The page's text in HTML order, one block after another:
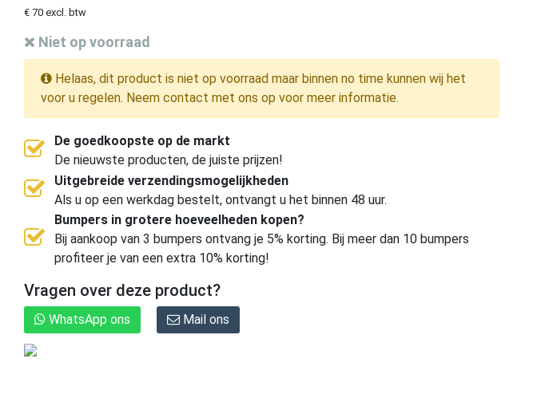
€ 70 excl. btw
Niet op voorraad
Helaas, dit product is niet op voorraad maar binnen no time kunnen wij het
voor u regelen. Neem contact met ons op voor meer informatie.
De goedkoopste op de markt
De nieuwste producten, de juiste prijzen!
Uitgebreide verzendingsmogelijkheden
Als u op een werkdag bestelt, ontvangt u het binnen 48 uur.
Bumpers in grotere hoeveelheden kopen?
Bij aankoop van 3 bumpers ontvang je 5% korting. Bij meer dan 10 bumpers
profiteer je van een extra 10% korting!
Vragen over deze product?
WhatsApp ons Mail ons